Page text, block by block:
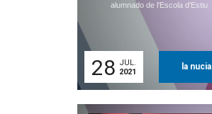
alumnado de l'Escola d'Estiu
28 JUL.
2021
la nucia